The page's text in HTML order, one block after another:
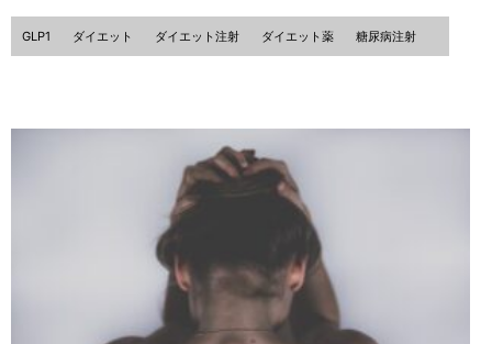
GLP1 ダイエット ダイエット注射 ダイエット薬 糖尿病注射